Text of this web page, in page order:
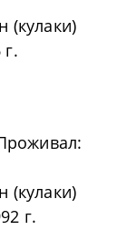
(кулаки)
(кулаки)
г.